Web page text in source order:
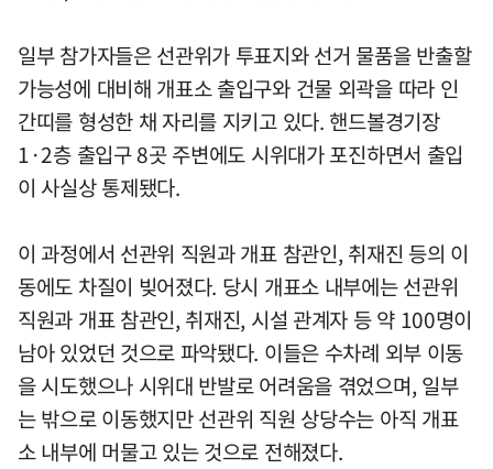
일부 참가자들은 선관위가 투표지와 선거 물품을 반출할
가능성에 대비해 개표소 출입구와 건물 외곽을 따라 인
간띠를 형성한 채 자리를 지키고 있다. 핸드볼경기장
1·2층 출입구 8곳 주변에도 시위대가 포진하면서 출입
이 사실상 통제됐다.
이 과정에서 선관위 직원과 개표 참관인, 취재진 등의 이
동에도 차질이 빚어졌다. 당시 개표소 내부에는 선관위
직원과 개표 참관인, 취재진, 시설 관계자 등 약 100명이
남아 있었던 것으로 파악됐다. 이들은 수차례 외부 이동
을 시도했으나 시위대 반발로 어려움을 겪었으며, 일부
는 밖으로 이동했지만 선관위 직원 상당수는 아직 개표
소 내부에 머물고 있는 것으로 전해졌다.